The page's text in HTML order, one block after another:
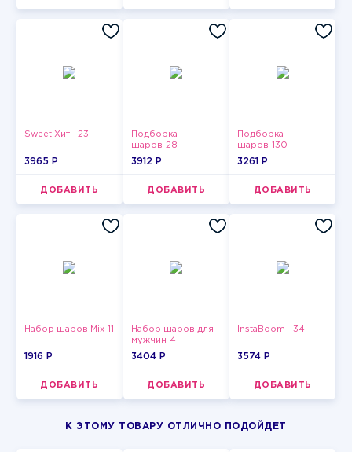
Sweet Хит - 23
3965 P
ДОБАВИТЬ
Подборка
шаров-28
3912 P
ДОБАВИТЬ
Подборка
шаров-130
3261 P
ДОБАВИТЬ
Набор шаров Mix-11
1916 P
ДОБАВИТЬ
Набор шаров для
мужчин-4
3404 P
ДОБАВИТЬ
InstaBoom - 34
3574 P
ДОБАВИТЬ
К ЭТОМУ ТОВАРУ ОТЛИЧНО ПОДОЙДЕТ